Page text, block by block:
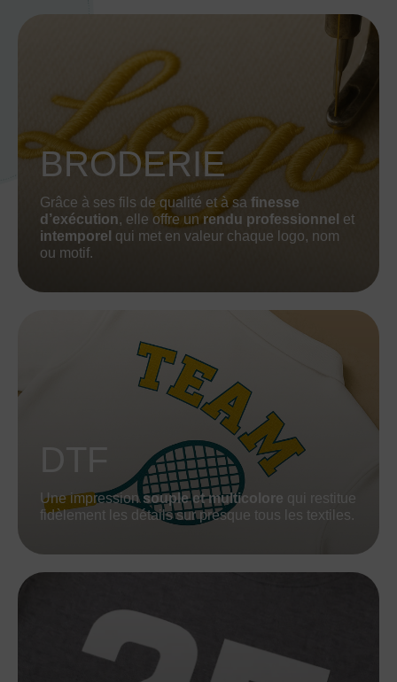
BRODERIE
Grâce à ses fils de qualité et à sa finesse
d’exécution, elle offre un rendu professionnel et
intemporel qui met en valeur chaque logo, nom
ou motif.
DTF
Une impressionsouple et multicolore qui restitue
fidèlement les détails sur presque tous les textiles.